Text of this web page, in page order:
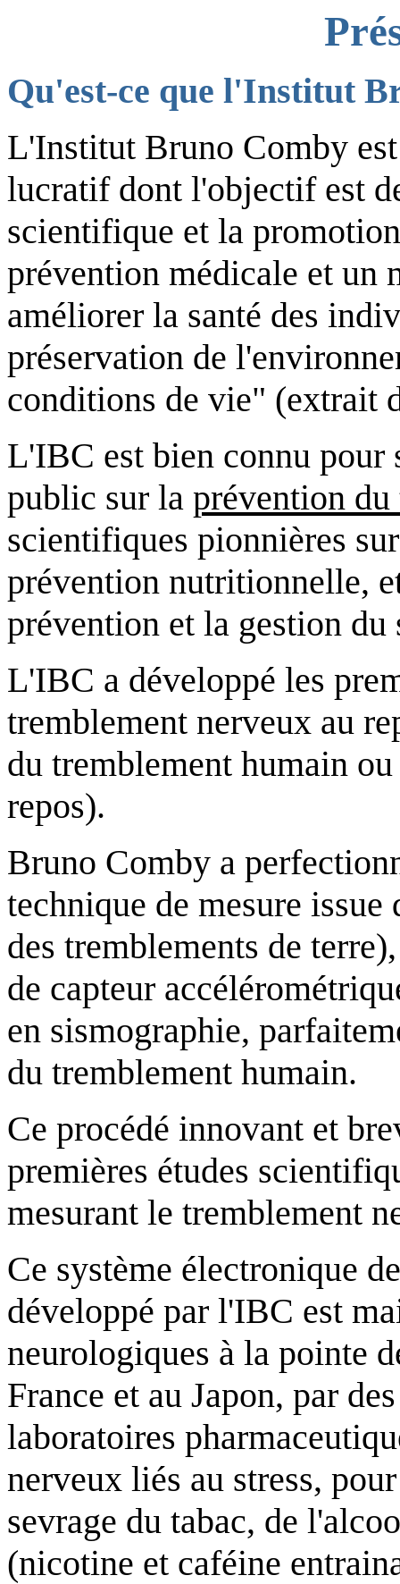
Qu'est-ce que l'Institut
L'Institut Bruno Comby
lucratif dont l'objectif est
scientifique et la
prévention médicale et un
améliorer la santé des
préservation de
conditions de vie" (extrait
L'IBC est bien connu
public sur la prévention du
scientifiques pionnières
prévention nutritionnelle,
prévention et la gestion
L'IBC a développé les
tremblement nerveux au
du tremblement humain
repos).
Bruno Comby a
technique de mesure issue
des tremblements de
de capteur
en sismographie,
du tremblement humain.
Ce procédé innovant et
premières études
mesurant le tremblement
Ce système électronique
développé par l'IBC est
neurologiques à la pointe
France et au Japon, par
laboratoires
nerveux liés au stress,
sevrage du tabac, de
(nicotine et caféine